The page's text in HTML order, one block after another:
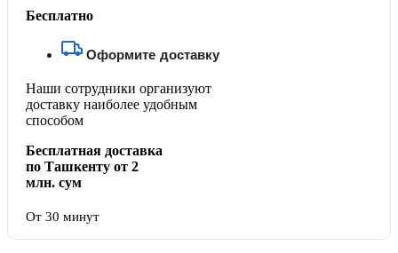
Бесплатно
Оформите доставку
Наши сотрудники организуют
доставку наиболее удобным
способом
Бесплатная доставка
по Ташкенту от 2
млн. сум
От 30 минут